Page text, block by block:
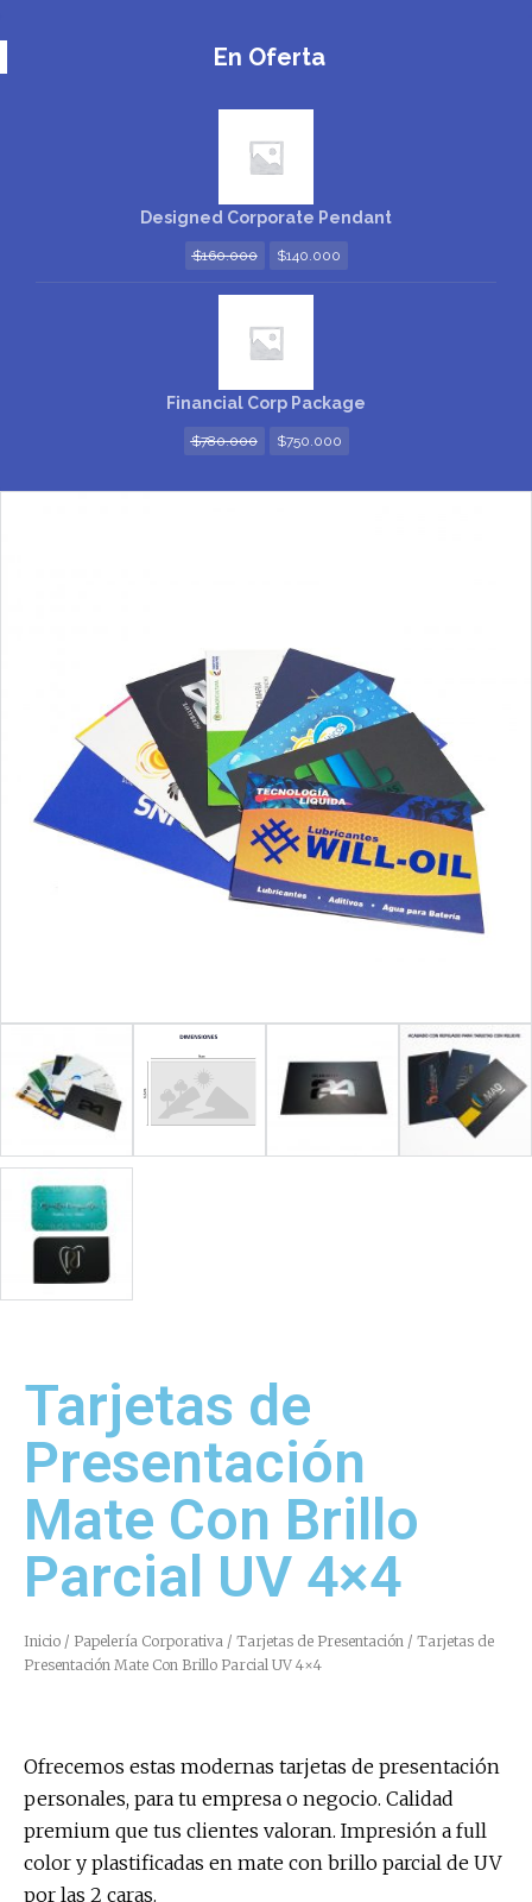
En Oferta
Designed Corporate Pendant
$160.000 $140.000
Financial Corp Package
$780.000 $750.000
Tarjetas de
Presentación
Mate Con Brillo
Parcial UV 4×4
Inicio / Papelería Corporativa / Tarjetas de Presentación / Tarjetas de
Presentación Mate Con Brillo Parcial UV 4×4
Ofrecemos estas modernas tarjetas de presentación
personales, para tu empresa o negocio. Calidad
premium que tus clientes valoran. Impresión a full
color y plastificadas en mate con brillo parcial de UV
por las 2 caras.